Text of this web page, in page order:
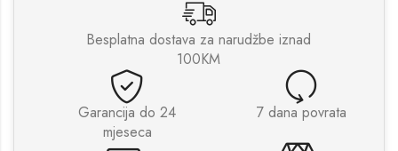
Besplatna dostava za narudžbe iznad
100KM
Garancija do 24
mjeseca
7 dana povrata